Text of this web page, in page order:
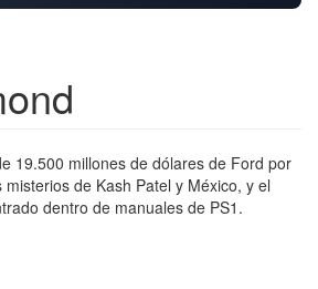
19.500 millones de dólares de Ford por
de Kash Patel y México, y el
dentro de manuales de PS1.